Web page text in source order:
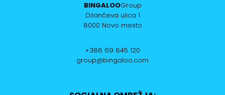
BINGALOOGroup
Dilančeva ulica 1
8000 Novo mesto
+386 69 845 120
group@bingaloo.com